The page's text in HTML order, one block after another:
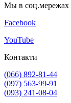
Мы в соц.мережах
Facebook
YouTube
Контакти
(066) 892-81-44
(097) 563-99-91
(093) 241-08-04